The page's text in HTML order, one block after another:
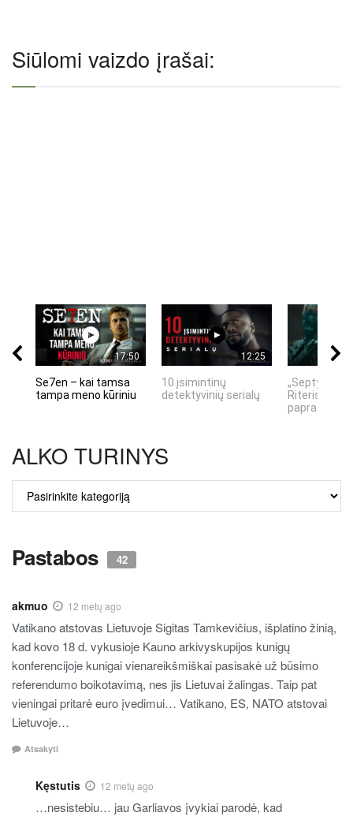
Siūlomi vaizdo įrašai:
17:50
Se7en – kai tamsa
tampa meno kūriniu
12:25
10 įsimintinų
detektyvinių serialų
„Septynių
Riteris" – kai
ALKO TURINYS
ALKO
TURINYS
Pastabos 42
akmuo 12 metų ago
Vatikano atstovas Lietuvoje Sigitas Tamkevičius, išplatino žinią,
kad kovo 18 d. vykusioje Kauno arkivyskupijos kunigų
konferencijoje kunigai vienareikšmiškai pasisakė už būsimo
referendumo boikotavimą, nes jis Lietuvai žalingas. Taip pat
vieningai pritarė euro įvedimui… Vatikano, ES, NATO atstovai
Lietuvoje…
Atsakyti
Kęstutis 12 metų ago
…nesistebiu… jau Garliavos įvykiai parodė, kad